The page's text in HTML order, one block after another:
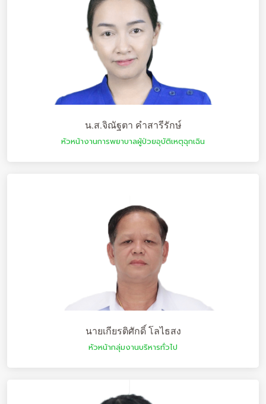
น.ส.จิณัฐตา คำสารีรักษ์
หัวหน้างานการพยาบาลผู้ป่วยอุบัติเหตุฉุกเฉิน
นายเกียรติศักดิ์ โลไธสง
หัวหน้ากลุ่มงานบริหารทั่วไป